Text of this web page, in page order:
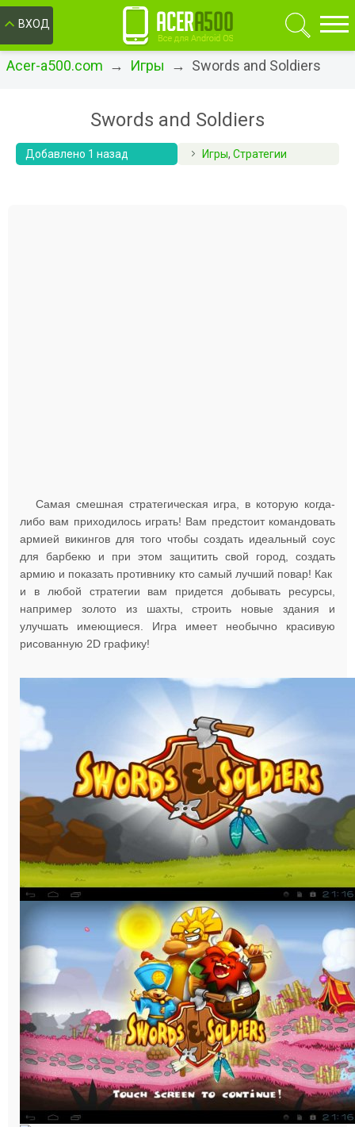
ВХОД
Acer-a500.com → Игры → Swords and Soldiers
Swords and Soldiers
Добавлено 1 назад Игры, Стратегии
Самая смешная стратегическая игра, в которую когда-
либо вам приходилось играть! Вам предстоит командовать
армией викингов для того чтобы создать идеальный соус
для барбекю и при этом защитить свой город, создать
армию и показать противнику кто самый лучший повар! Как
и в любой стратегии вам придется добывать ресурсы,
например золото из шахты, строить новые здания и
улучшать имеющиеся. Игра имеет необычно красивую
рисованную 2D графику!